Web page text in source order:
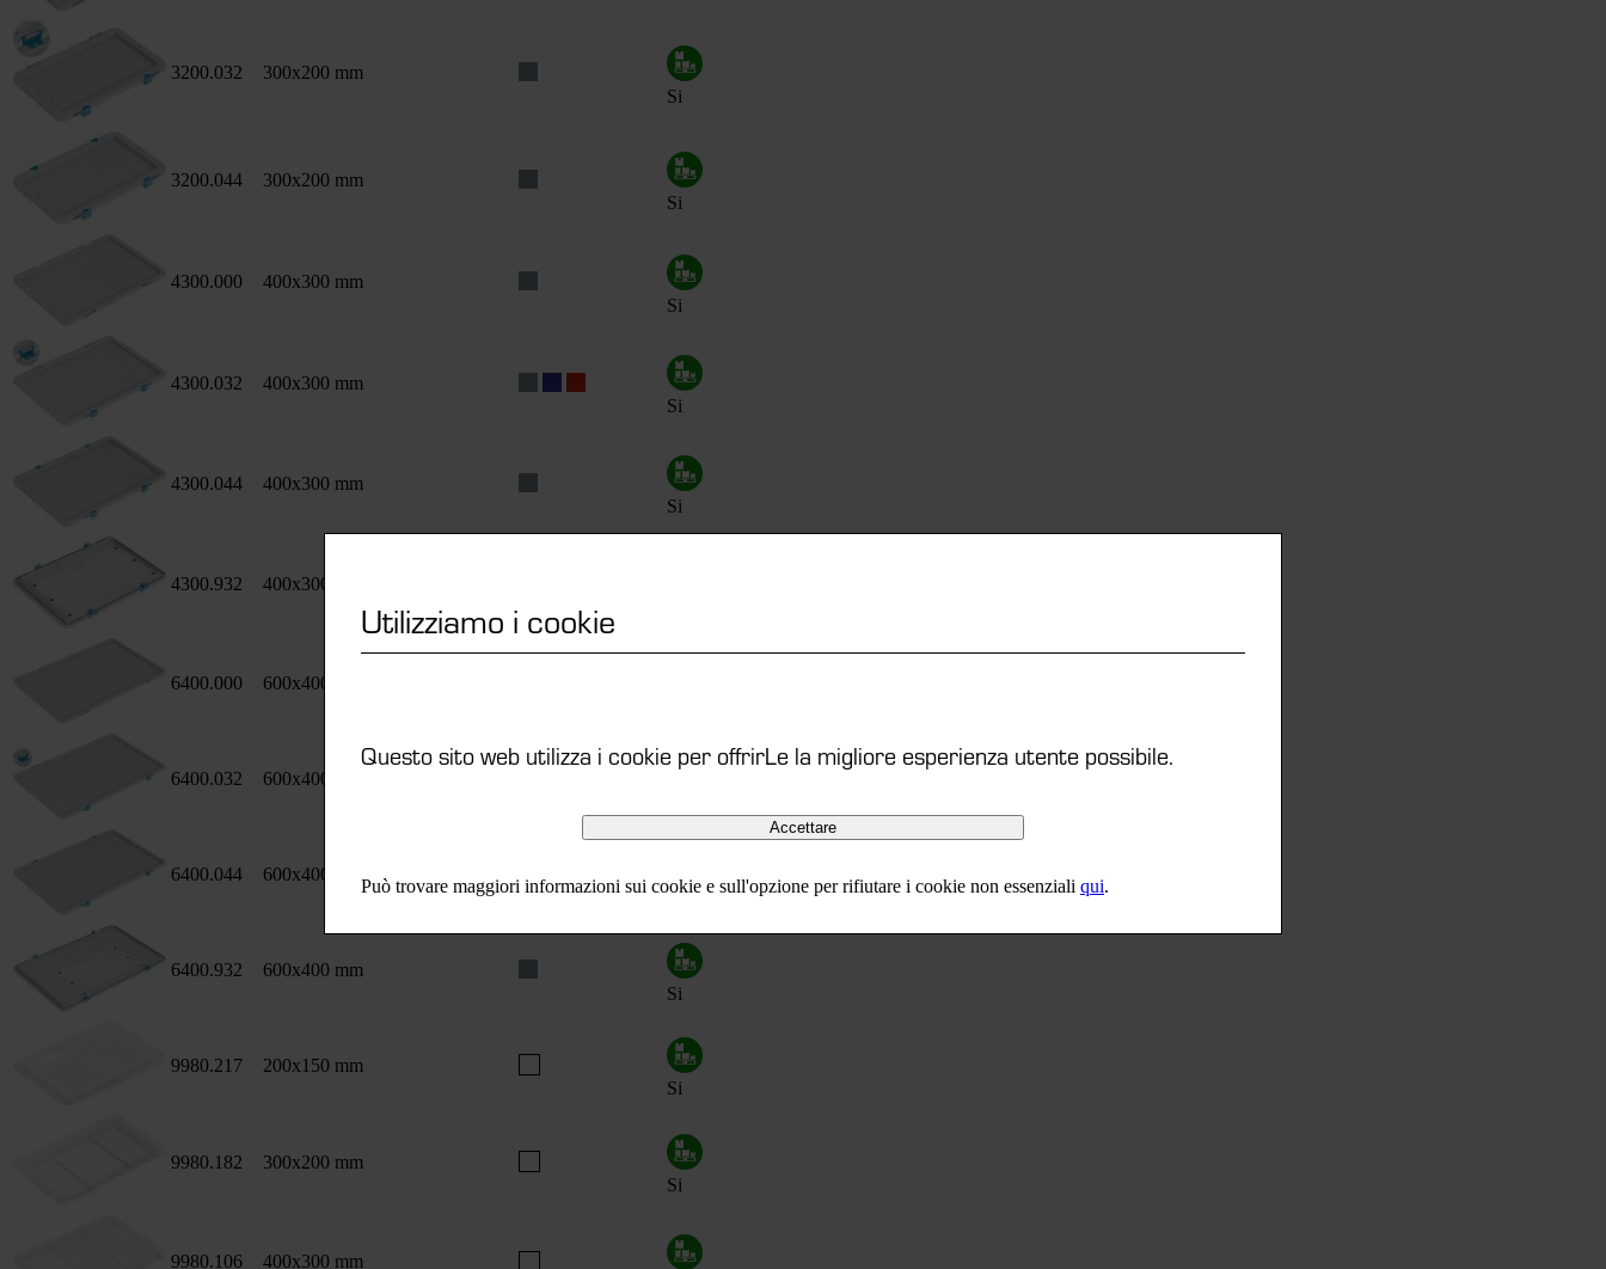
Utilizziamo i cookie
Questo sito web utilizza i cookie per offrirLe la migliore esperienza utente possibile.
Accettare
Può trovare maggiori informazioni sui cookie e sull'opzione per rifiutare i cookie non essenziali qui.
3200.032
300x200 mm
Si
3200.044
300x200 mm
Si
4300.000
400x300 mm
Si
4300.032
400x300 mm
Si
4300.044
400x300 mm
Si
4300.932
400x300 mm
6400.000
600x400 mm
6400.032
600x400 mm
6400.044
600x400 mm
Si
6400.932
600x400 mm
Si
9980.217
200x150 mm
Si
9980.182
300x200 mm
Si
9980.106
400x300 mm